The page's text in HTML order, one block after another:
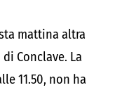
mattina altra
Conclave. La
11.50, non ha